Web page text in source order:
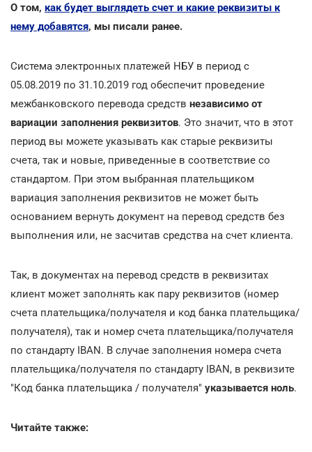
О том, как будет выглядеть счет и какие реквизиты к
нему добавятся, мы писали ранее.
Система электронных платежей НБУ в период с
05.08.2019 по 31.10.2019 год обеспечит проведение
межбанковского перевода средств независимо от
вариации заполнения реквизитов. Это значит, что в этот
период вы можете указывать как старые реквизиты
счета, так и новые, приведенные в соответствие со
стандартом. При этом выбранная плательщиком
вариация заполнения реквизитов не может быть
основанием вернуть документ на перевод средств без
выполнения или, не засчитав средства на счет клиента.
Так, в документах на перевод средств в реквизитах
клиент может заполнять как пару реквизитов (номер
счета плательщика/получателя и код банка плательщика/
получателя), так и номер счета плательщика/получателя
по стандарту IBAN. В случае заполнения номера счета
плательщика/получателя по стандарту IBAN, в реквизите
"Код банка плательщика / получателя" указывается ноль.
Читайте также: